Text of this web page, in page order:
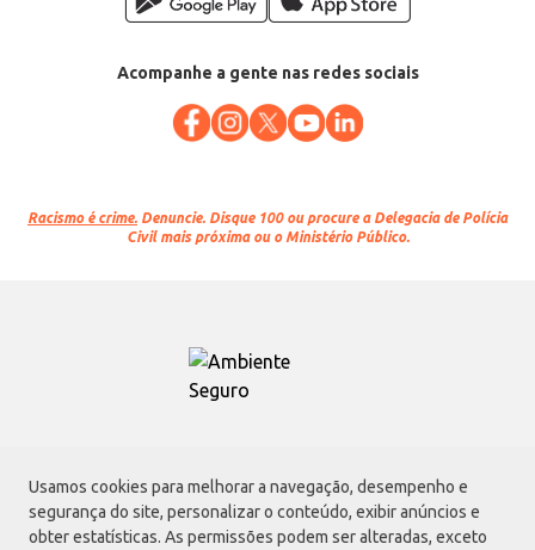
Usamos cookies para melhorar a navegação, desempenho e
segurança do site, personalizar o conteúdo, exibir anúncios e
obter estatísticas. As permissões podem ser alteradas, exceto
Acompanhe a gente nas redes sociais
Racismo é crime. Denuncie. Disque 100 ou procure a Delegacia de Polícia
Civil mais próxima ou o Ministério Público.
Atacadão S.A.
Avenida Morvan Dias de Figueiredo, 6169, Vila Maria, São Paulo - SP | CEP
02170-901 | CNPJ: 75.315.333/0001-09